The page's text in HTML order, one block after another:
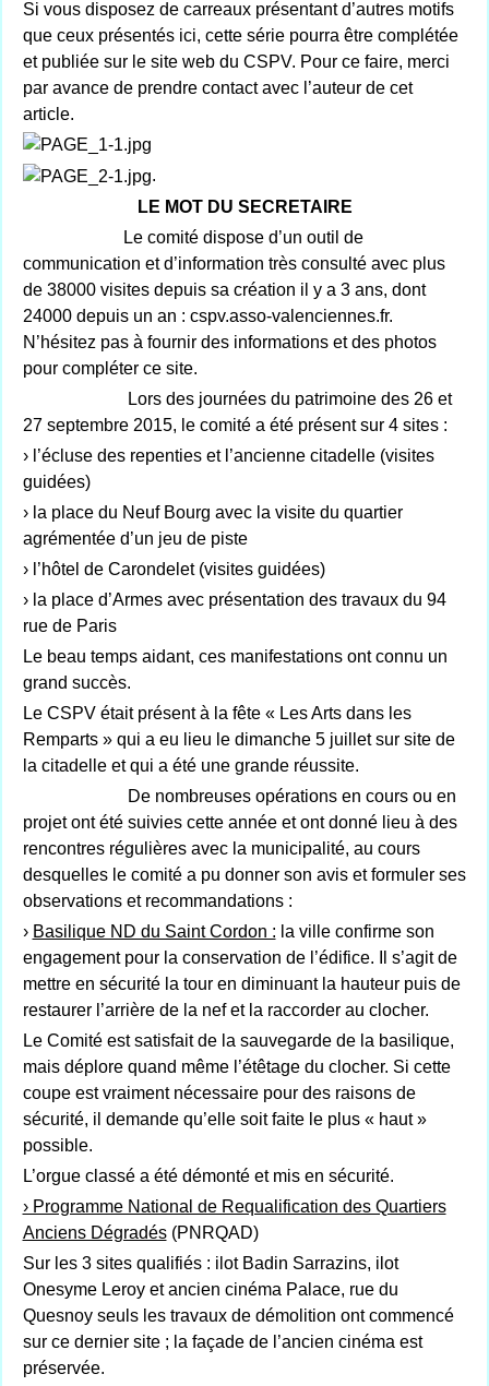
Si vous disposez de carreaux présentant d’autres motifs
que ceux présentés ici, cette série pourra être complétée
et publiée sur le site web du CSPV. Pour ce faire, merci
par avance de prendre contact avec l’auteur de cet
article.
.
LE MOT DU SECRETAIRE
Le comité dispose d’un outil de
communication et d’information très consulté avec plus
de 38000 visites depuis sa création il y a 3 ans, dont
24000 depuis un an : cspv.asso-valenciennes.fr.
N’hésitez pas à fournir des informations et des photos
pour compléter ce site.
Lors des journées du patrimoine des 26 et
27 septembre 2015, le comité a été présent sur 4 sites :
› l’écluse des repenties et l’ancienne citadelle (visites
guidées)
› la place du Neuf Bourg avec la visite du quartier
agrémentée d’un jeu de piste
› l’hôtel de Carondelet (visites guidées)
› la place d’Armes avec présentation des travaux du 94
rue de Paris
Le beau temps aidant, ces manifestations ont connu un
grand succès.
Le CSPV était présent à la fête « Les Arts dans les
Remparts » qui a eu lieu le dimanche 5 juillet sur site de
la citadelle et qui a été une grande réussite.
De nombreuses opérations en cours ou en
projet ont été suivies cette année et ont donné lieu à des
rencontres régulières avec la municipalité, au cours
desquelles le comité a pu donner son avis et formuler ses
observations et recommandations :
› Basilique ND du Saint Cordon : la ville confirme son
engagement pour la conservation de l’édifice. Il s’agit de
mettre en sécurité la tour en diminuant la hauteur puis de
restaurer l’arrière de la nef et la raccorder au clocher.
Le Comité est satisfait de la sauvegarde de la basilique,
mais déplore quand même l’étêtage du clocher. Si cette
coupe est vraiment nécessaire pour des raisons de
sécurité, il demande qu’elle soit faite le plus « haut »
possible.
L’orgue classé a été démonté et mis en sécurité.
› Programme National de Requalification des Quartiers
Anciens Dégradés(PNRQAD)
Sur les 3 sites qualifiés : ilot Badin Sarrazins, ilot
Onesyme Leroy et ancien cinéma Palace, rue du
Quesnoy seuls les travaux de démolition ont commencé
sur ce dernier site ; la façade de l’ancien cinéma est
préservée.